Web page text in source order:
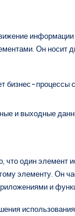
Он носит
бизнес-процессы
и выходные
что один элемент
элементу. Он
и
использования.